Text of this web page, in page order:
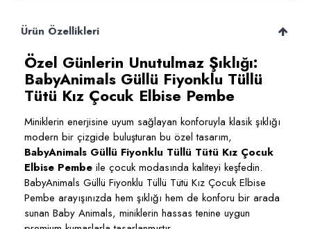
Ürün Özellikleri
Özel Günlerin Unutulmaz Şıklığı:
BabyAnimals Güllü Fiyonklu Tüllü
Tütü Kız Çocuk Elbise Pembe
Miniklerin enerjisine uyum sağlayan konforuyla klasik şıklığı
modern bir çizgide buluşturan bu özel tasarım,
BabyAnimals Güllü Fiyonklu Tüllü Tütü Kız Çocuk
Elbise Pembe ile çocuk modasında kaliteyi keşfedin.
BabyAnimals Güllü Fiyonklu Tüllü Tütü Kız Çocuk Elbise
Pembe arayışınızda hem şıklığı hem de konforu bir arada
sunan Baby Animals, miniklerin hassas tenine uygun